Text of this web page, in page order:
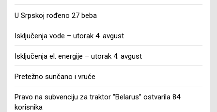
U Srpskoj rođeno 27 beba
Isključenja vode – utorak 4. avgust
Isključenja el. energije – utorak 4. avgust
Pretežno sunčano i vruće
Pravo na subvenciju za traktor “Belarus” ostvarila 84
korisnika